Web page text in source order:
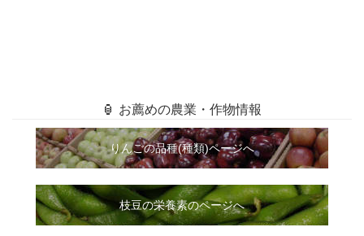
🏮 お薦めの農業・作物情報
りんごの品種(種類)ページへ
枝豆の栄養素のページへ